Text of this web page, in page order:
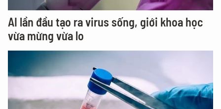
AI lần đầu tạo ra virus sống, giới khoa học
vừa mừng vừa lo